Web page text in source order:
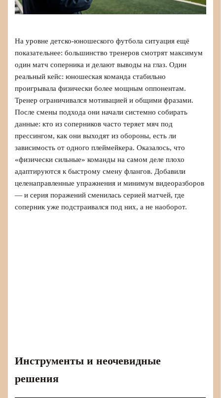
На уровне детско‑юношеского футбола ситуация ещё
показательнее: большинство тренеров смотрят максимум
один матч соперника и делают выводы на глаз. Один
реальный кейс: юношеская команда стабильно
проигрывала физически более мощным оппонентам.
Тренер ограничивался мотивацией и общими фразами.
После смены подхода они начали системно собирать
данные: кто из соперников часто теряет мяч под
прессингом, как они выходят из обороны, есть ли
зависимость от одного плеймейкера. Оказалось, что
«физически сильные» команды на самом деле плохо
адаптируются к быстрому смену флангов. Добавили
целенаправленные упражнения и минимум видеоразборов
— и серия поражений сменилась серией матчей, где
соперник уже подстраивался под них, а не наоборот.
Инструменты и неочевидные
решения